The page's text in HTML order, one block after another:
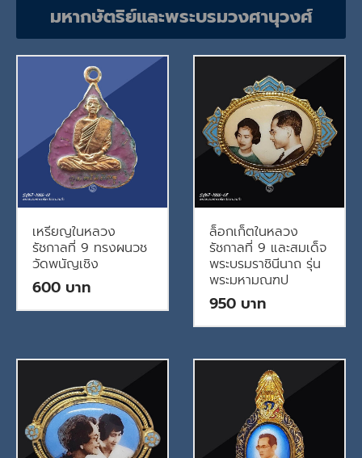
มหากษัตริย์และพระบรมวงศานุวงศ์
เหรียญในหลวง
รัชกาลที่ 9 ทรงผนวช
วัดพนัญเชิง
600
ล็อกเก็ตในหลวง
รัชกาลที่ 9 และสมเด็จ
พระบรมราชินีนาถ รุ่น
พระมหามณฑป
950